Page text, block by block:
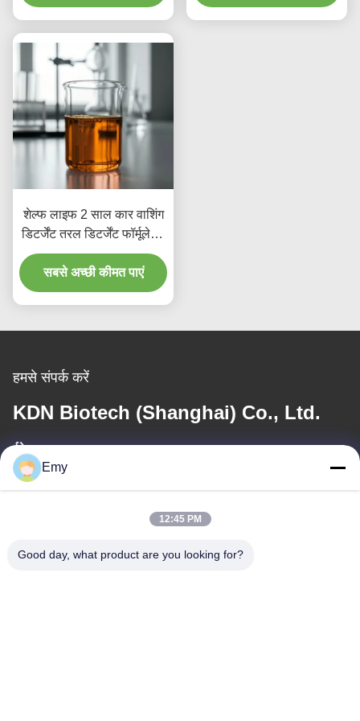
गए
विकसित
शेल्फ लाइफ 2 साल कार वाशिंग
डिटर्जेंट तरल डिटर्जेंट फॉर्मूलेशन
विभिन्न सफाई उपकरणों और
प्रणालियों के साथ संगत
सबसे अच्छी कीमत पाएं
हमसे संपर्क करें
KDN Biotech (Shanghai) Co., Ltd.
ईमेल
Emy
12:45 PM
Good day, what product are you looking for?